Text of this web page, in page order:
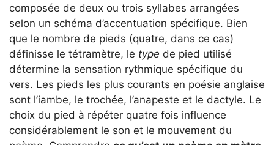
composée de deux ou trois syllabes arrangées
selon un schéma d’accentuation spécifique. Bien
que le nombre de pieds (quatre, dans ce cas)
définisse le tétramètre, le type de pied utilisé
détermine la sensation rythmique spécifique du
vers. Les pieds les plus courants en poésie anglaise
sont l’iambe, le trochée, l’anapeste et le dactyle. Le
choix du pied à répéter quatre fois influence
considérablement le son et le mouvement du